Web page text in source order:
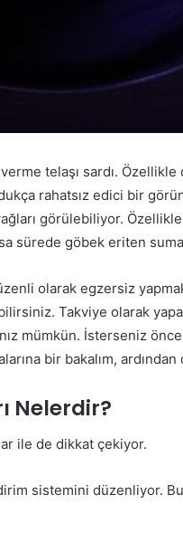
telaşı sardı. Özellikle
rahatsız edici bir
görülebiliyor.
sürede göbek eriten
olarak egzersiz
Takviye olarak
mümkün. İsterseniz
bir bakalım,
Nelerdir?
ile de dikkat çekiyor.
sistemini düzenliyor. Bu